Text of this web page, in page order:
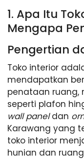
1. Apa Itu
Mengapa
Pengertian
Toko interior
mendapatkan
penataan ruang,
seperti plafon
wall paneldan
Karawang yang
toko interior
hunian dan